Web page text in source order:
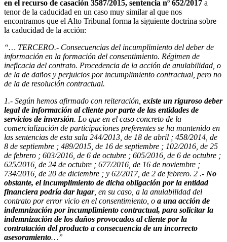
en el recurso de casación 3587/2015, sentencia nº 652/2017 a
tenor de la caducidad en un caso muy similar al que nos
encontramos que el Alto Tribunal forma la siguiente doctrina sobre
la caducidad de la acción:
“… TERCERO.- Consecuencias del incumplimiento del deber de
información en la formación del consentimiento. Régimen de
ineficacia del contrato. Procedencia de la acción de anulabilidad, o
de la de daños y perjuicios por incumplimiento contractual, pero no
de la de resolución contractual.
1.- Según hemos afirmado con reiteración, existe un riguroso deber
legal de información al cliente por parte de las entidades de
servicios de inversión. Lo que en el caso concreto de la
comercialización de participaciones preferentes se ha mantenido en
las sentencias de esta sala 244/2013, de 18 de abril ; 458/2014, de
8 de septiembre ; 489/2015, de 16 de septiembre ; 102/2016, de 25
de febrero ; 603/2016, de 6 de octubre ; 605/2016, de 6 de octubre ;
625/2016, de 24 de octubre ; 677/2016, de 16 de noviembre ;
734/2016, de 20 de diciembre ; y 62/2017, de 2 de febrero. 2 .- No
obstante, el incumplimiento de dicha obligación por la entidad
financiera podría dar lugar, en su caso, a la anulabilidad del
contrato por error vicio en el consentimiento, o a una acción de
indemnización por incumplimiento contractual, para solicitar la
indemnización de los daños provocados al cliente por la
contratación del producto a consecuencia de un incorrecto
asesoramiento…”